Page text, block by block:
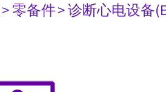
> 零备件> 诊断心电设备